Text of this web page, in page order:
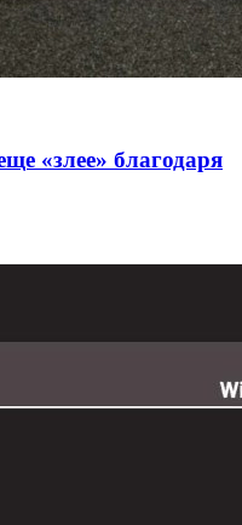
«злее» благодаря